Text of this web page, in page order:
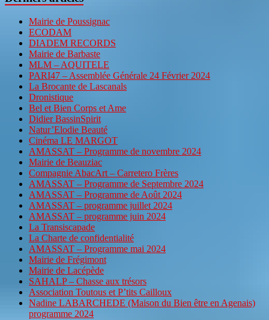
Mairie de Poussignac
ECODAM
DIADEM RECORDS
Mairie de Barbaste
MLM – AQUITELE
PARI47 – Assemblée Générale 24 Février 2024
La Brocante de Lascanals
Dronistique
Bel et Bien Corps et Ame
Didier BassinSpirit
Natur’Elodie Beauté
Cinéma LE MARGOT
AMASSAT – Programme de novembre 2024
Mairie de Beauziac
Compagnie AbacArt – Carretero Frères
AMASSAT – Programme de Septembre 2024
AMASSAT – Programme de Août 2024
AMASSAT – programme juillet 2024
AMASSAT – programme juin 2024
La Transiscapade
La Charte de confidentialité
AMASSAT – Programme mai 2024
Mairie de Frégimont
Mairie de Lacépède
SAHALP – Chasse aux trésors
Association Toutous et P’tits Cailloux
Nadine LABARCHEDE (Maison du Bien être en Agenais)
programme 2024